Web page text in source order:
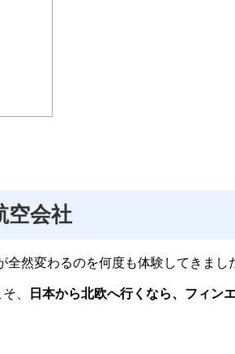
空会社
然変わるのを何度も体験してきまし
、 日本から北欧へ行くなら、フィン